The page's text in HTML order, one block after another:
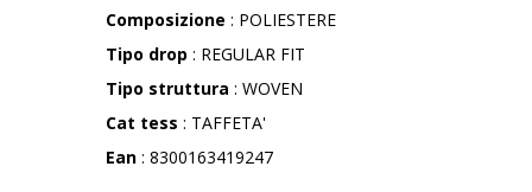
Composizione : POLIESTERE
Tipo drop : REGULAR FIT
Tipo struttura : WOVEN
Cat tess : TAFFETA'
Ean : 8300163419247